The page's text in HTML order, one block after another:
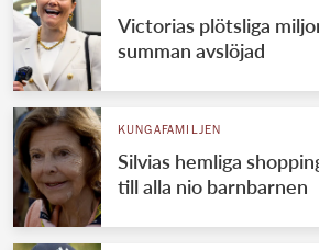
Victorias plötsliga
summan avslöjad
KUNGAFAMILJEN
Silvias hemliga
till alla nio barnbarnen